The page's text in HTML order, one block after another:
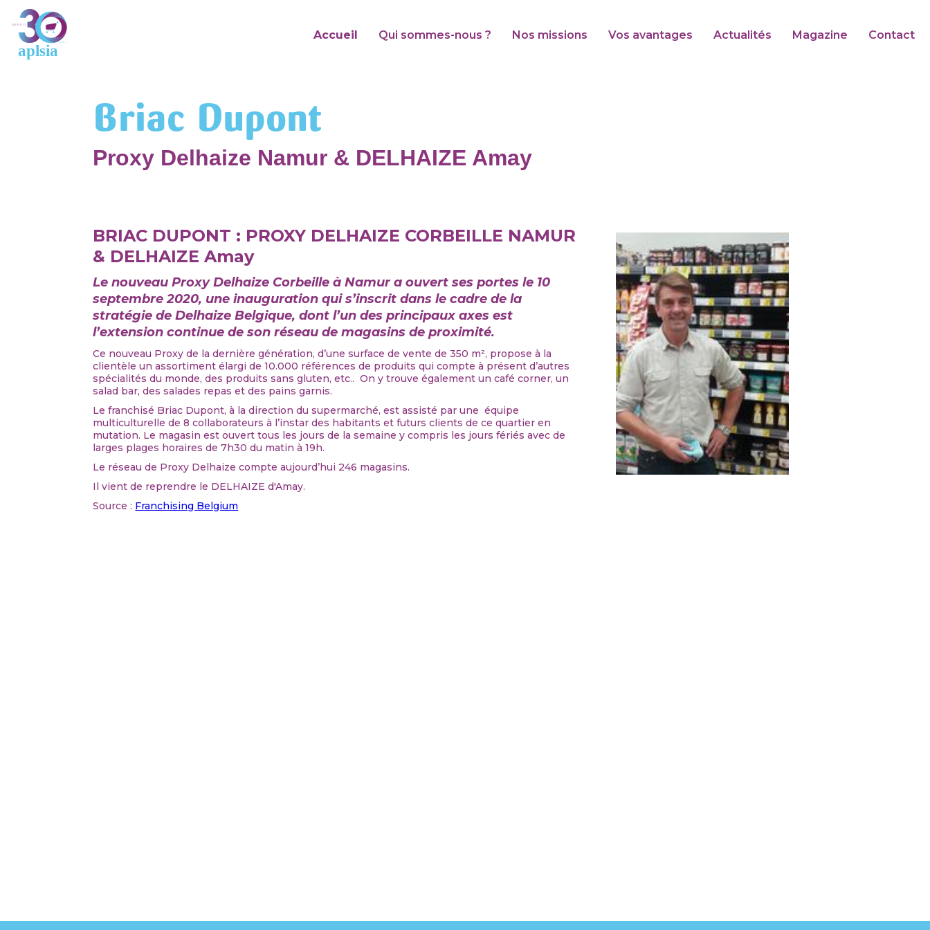
Accueil Qui sommes-nous ? Nos missions Vos avantages Actualités Magazine Contact
Briac Dupont
Proxy Delhaize Namur & DELHAIZE Amay
BRIAC DUPONT : PROXY DELHAIZE CORBEILLE NAMUR
& DELHAIZE Amay
Le nouveau Proxy Delhaize Corbeille à Namur a ouvert ses portes le 10
septembre 2020, une inauguration qui s’inscrit dans le cadre de la
stratégie de Delhaize Belgique, dont l’un des principaux axes est
l’extension continue de son réseau de magasins de proximité.
Ce nouveau Proxy de la dernière génération, d’une surface de vente de 350 m², propose à la
clientèle un assortiment élargi de 10.000 références de produits qui compte à présent d’autres
spécialités du monde, des produits sans gluten, etc.. On y trouve également un café corner, un
salad bar, des salades repas et des pains garnis.
Le franchisé Briac Dupont, à la direction du supermarché, est assisté par une équipe
multiculturelle de 8 collaborateurs à l’instar des habitants et futurs clients de ce quartier en
mutation. Le magasin est ouvert tous les jours de la semaine y compris les jours fériés avec de
larges plages horaires de 7h30 du matin à 19h.
Le réseau de Proxy Delhaize compte aujourd’hui 246 magasins.
Il vient de reprendre le DELHAIZE d'Amay.
Source : Franchising Belgium